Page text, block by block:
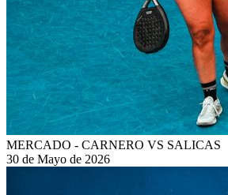
MERCADO - CARNERO VS SALICAS
30 de Mayo de 2026